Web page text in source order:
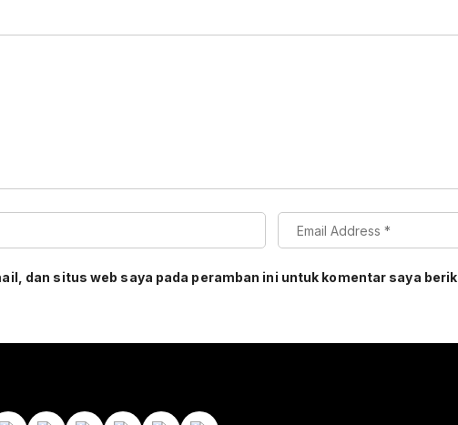
dan situs web saya pada peramban ini untuk komentar saya